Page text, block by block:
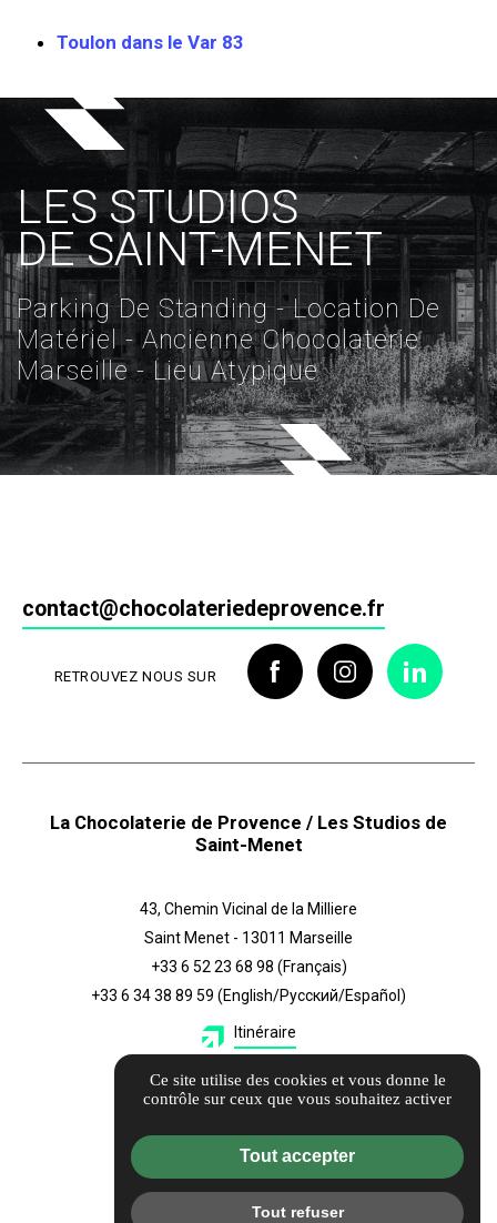
Toulon dans le Var 83
LES STUDIOS
DE SAINT-MENET
Parking De Standing - Location De
Matériel - Ancienne Chocolaterie
Marseille - Lieu Atypique
contact@chocolateriedeprovence.fr
RETROUVEZ NOUS SUR
La Chocolaterie de Provence / Les Studios de
Saint-Menet
43, Chemin Vicinal de la Milliere
Saint Menet - 13011 Marseille
+33 6 52 23 68 98 (Français)
+33 6 34 38 89 59 (English/Русский/Español)
Itinéraire
Également
Informations complémentaires
Politique de confidentialité
Ce site utilise des cookies et vous donne le
contrôle sur ceux que vous souhaitez activer
Tout accepter
Tout refuser